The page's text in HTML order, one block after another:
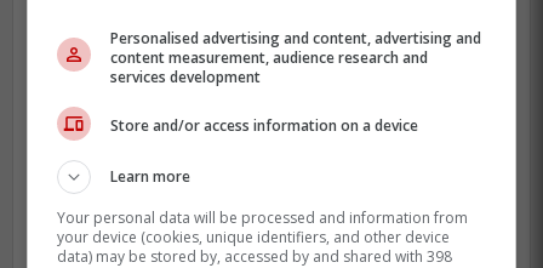
Personalised advertising and content, advertising and
content measurement, audience research and
services development
Store and/or access information on a device
Learn more
Your personal data will be processed and information from
your device (cookies, unique identifiers, and other device
data) may be stored by, accessed by and shared with 398